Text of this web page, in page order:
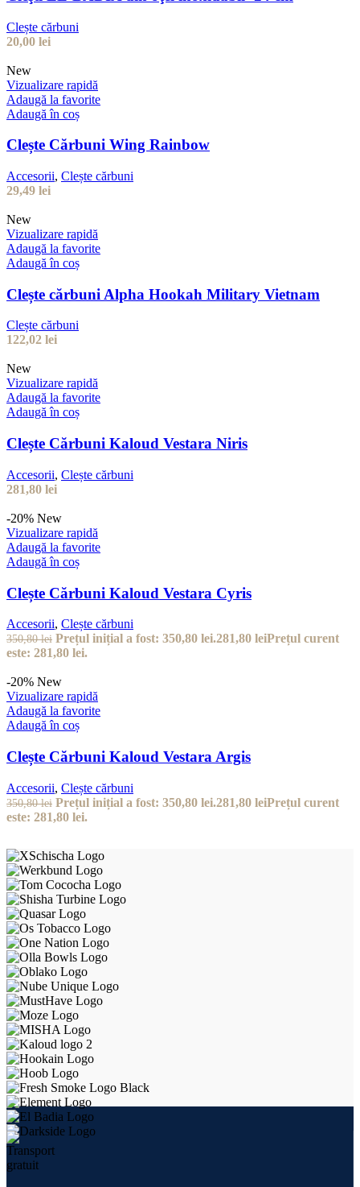
Clește cărbuni
20,00 lei
New
Vizualizare rapidă
Adaugă la favorite
Adaugă în coș
Clește Cărbuni Wing Rainbow
Accesorii, Clește cărbuni
29,49 lei
New
Vizualizare rapidă
Adaugă la favorite
Adaugă în coș
Clește cărbuni Alpha Hookah Military Vietnam
Clește cărbuni
122,02 lei
New
Vizualizare rapidă
Adaugă la favorite
Adaugă în coș
Clește Cărbuni Kaloud Vestara Niris
Accesorii, Clește cărbuni
281,80 lei
-20% New
Vizualizare rapidă
Adaugă la favorite
Adaugă în coș
Clește Cărbuni Kaloud Vestara Cyris
Accesorii, Clește cărbuni
350,80lei Prețul inițial a fost: 350,80 lei.281,80 leiPrețul curent
este: 281,80 lei.
-20% New
Vizualizare rapidă
Adaugă la favorite
Adaugă în coș
Clește Cărbuni Kaloud Vestara Argis
Accesorii, Clește cărbuni
350,80lei Prețul inițial a fost: 350,80 lei.281,80 leiPrețul curent
este: 281,80 lei.